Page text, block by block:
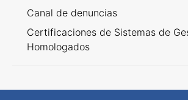
Canal de denuncias
Certificaciones de Sistemas de
Homologados